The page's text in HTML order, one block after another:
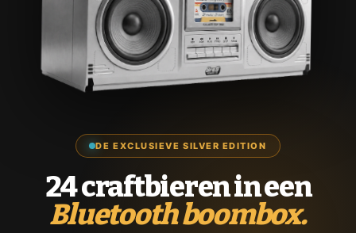
DE EXCLUSIEVE SILVER EDITION
24 craftbieren in een
Bluetooth boombox.